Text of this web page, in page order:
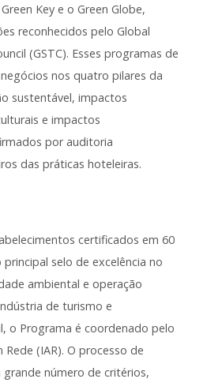
Key e o Green Globe,
reconhecidos pelo Global
(GSTC). Esses programas de
nos quatro pilares da
sustentável, impactos
e impactos
por auditoria
das práticas hoteleiras.
certificados em 60
principal selo de excelência no
ambiental e operação
de turismo e
o Programa é coordenado pelo
(IAR). O processo de
número de critérios,